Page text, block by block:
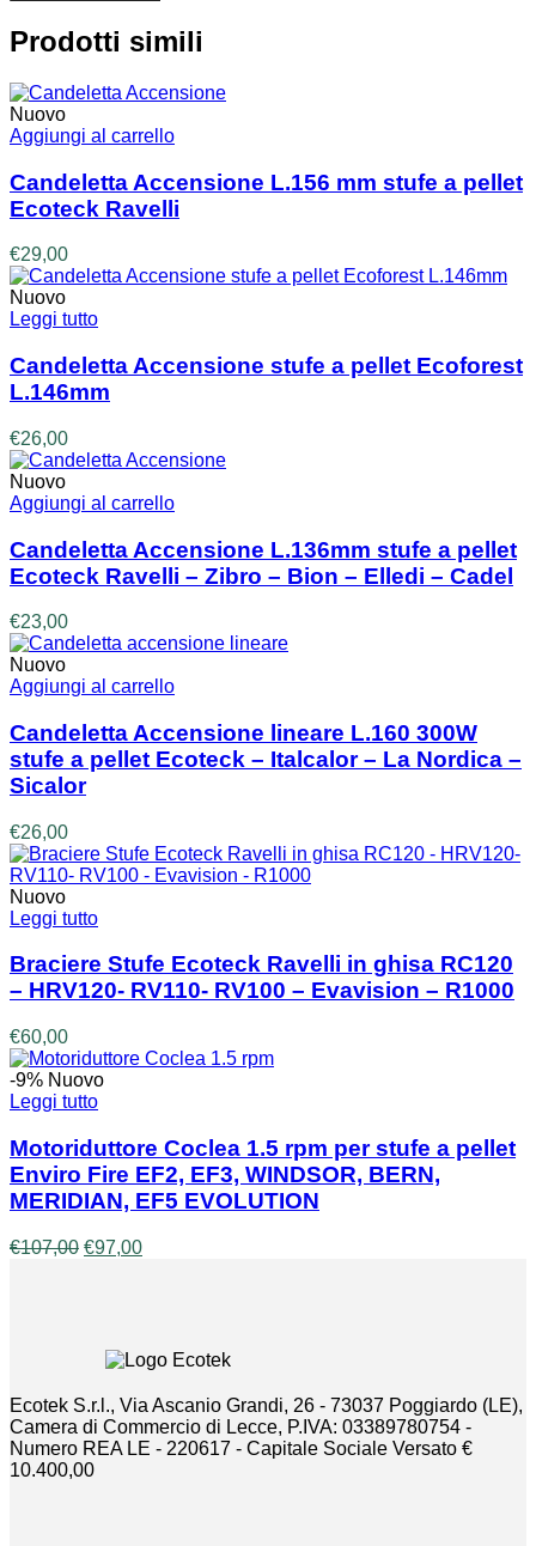
Prodotti simili
Nuovo
Aggiungi al carrello
Candeletta Accensione L.156 mm stufe a pellet
Ecoteck Ravelli
€29,00
Nuovo
Leggi tutto
Candeletta Accensione stufe a pellet Ecoforest
L.146mm
€26,00
Nuovo
Aggiungi al carrello
Candeletta Accensione L.136mm stufe a pellet
Ecoteck Ravelli – Zibro – Bion – Elledi – Cadel
€23,00
Nuovo
Aggiungi al carrello
Candeletta Accensione lineare L.160 300W
stufe a pellet Ecoteck – Italcalor – La Nordica –
Sicalor
€26,00
Nuovo
Leggi tutto
Braciere Stufe Ecoteck Ravelli in ghisa RC120
– HRV120- RV110- RV100 – Evavision – R1000
€60,00
-9% Nuovo
Leggi tutto
Motoriduttore Coclea 1.5 rpm per stufe a pellet
Enviro Fire EF2, EF3, WINDSOR, BERN,
MERIDIAN, EF5 EVOLUTION
€107,00 Il
€97,00Il
Ecotek S.r.l., Via Ascanio Grandi, 26 - 73037 Poggiardo (LE),
Camera di Commercio di Lecce, P.IVA: 03389780754 -
Numero REA LE - 220617 - Capitale Sociale Versato €
10.400,00